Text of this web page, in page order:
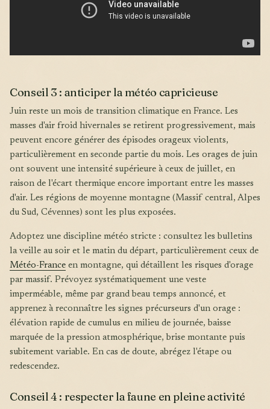
Conseil 3 : anticiper la météo capricieuse
Juin reste un mois de transition climatique en France. Les
masses d'air froid hivernales se retirent progressivement, mais
peuvent encore générer des épisodes orageux violents,
particulièrement en seconde partie du mois. Les orages de juin
ont souvent une intensité supérieure à ceux de juillet, en
raison de l'écart thermique encore important entre les masses
d'air. Les régions de moyenne montagne (Massif central, Alpes
du Sud, Cévennes) sont les plus exposées.
Adoptez une discipline météo stricte : consultez les bulletins
la veille au soir et le matin du départ, particulièrement ceux de
Météo-France en montagne, qui détaillent les risques d'orage
par massif. Prévoyez systématiquement une veste
imperméable, même par grand beau temps annoncé, et
apprenez à reconnaître les signes précurseurs d'un orage :
élévation rapide de cumulus en milieu de journée, baisse
marquée de la pression atmosphérique, brise montante puis
subitement variable. En cas de doute, abrégez l'étape ou
redescendez.
Conseil 4 : respecter la faune en pleine activité